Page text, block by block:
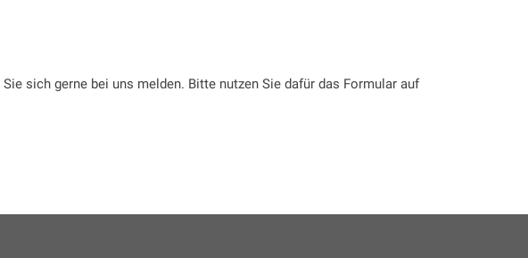
sich gerne bei uns melden. Bitte nutzen Sie dafür das Formular auf